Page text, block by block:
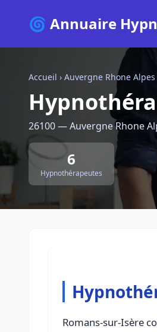
🌀 Annuaire
Accueil › Auvergne Rhone Alpes
26100 — Auvergne Rhone
6
Hypnothérapeutes
Romans-sur-Isère